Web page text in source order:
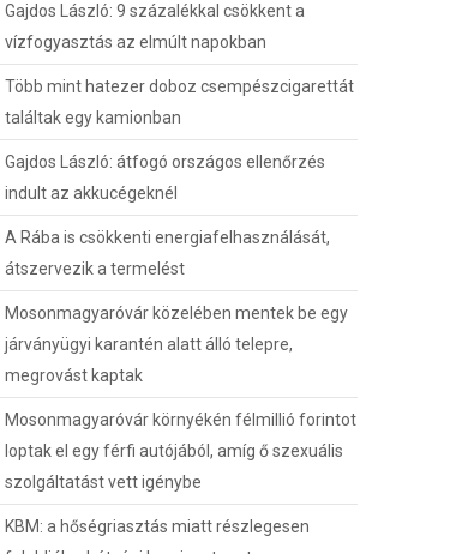
Gajdos László: 9 százalékkal csökkent a
vízfogyasztás az elmúlt napokban
Több mint hatezer doboz csempészcigarettát
találtak egy kamionban
Gajdos László: átfogó országos ellenőrzés
indult az akkucégeknél
A Rába is csökkenti energiafelhasználását,
átszervezik a termelést
Mosonmagyaróvár közelében mentek be egy
járványügyi karantén alatt álló telepre,
megrovást kaptak
Mosonmagyaróvár környékén félmillió forintot
loptak el egy férfi autójából, amíg ő szexuális
szolgáltatást vett igénybe
KBM: a hőségriasztás miatt részlegesen